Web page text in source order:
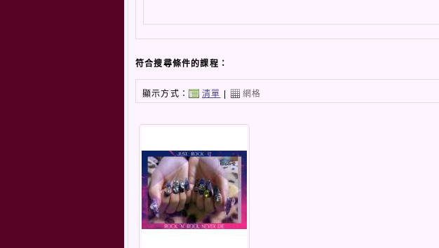
符合搜尋條件的課程：
顯示方式： 清單 | 網格